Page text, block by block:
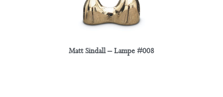
Matt Sindall – Lampe #008